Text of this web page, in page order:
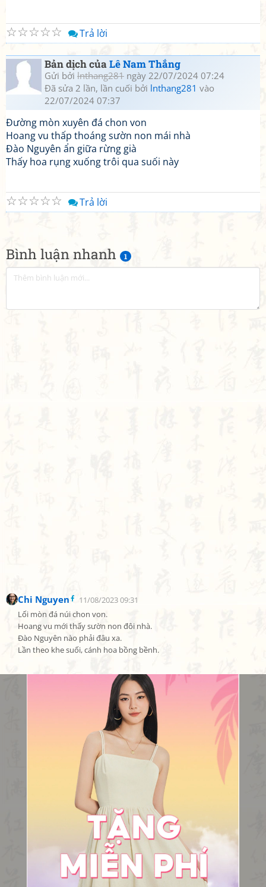
Bình luận nhanh 1
Chi Nguyen
11/08/2023 09:31
Lối mòn đá núi chon von.
Hoang vu mới thấy sườn non đôi nhà.
Đào Nguyên nào phải đâu xa.
Lần theo khe suối, cánh hoa bồng bềnh.
☆
☆
☆
☆
☆ Trả lời
Bản dịch củaLê Nam Thắng
Gửi bởi lnthang281 ngày 22/07/2024 07:24
Đã sửa 2 lần, lần cuối bởi lnthang281 vào
22/07/2024 07:37
Đường mòn xuyên đá chon von
Hoang vu thấp thoáng sườn non mái nhà
Đào Nguyên ẩn giữa rừng già
Thấy hoa rụng xuống trôi qua suối này
☆
☆
☆
☆
☆ Trả lời